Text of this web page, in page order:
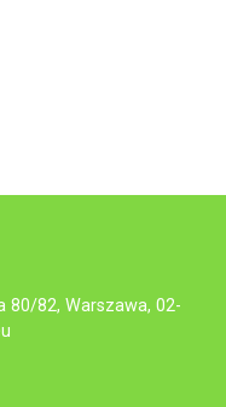
80/82, Warszawa, 02-